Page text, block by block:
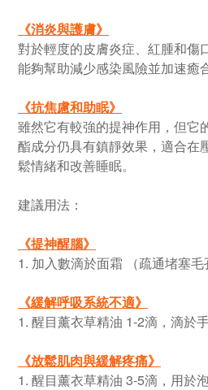
《消炎與護膚》
對於輕度的皮膚炎症、紅腫和傷
能夠幫助減少感染風險並加速癒合
《抗焦慮和助眠》
雖然它有較強的提神作用，但它
酯成分仍具有鎮靜效果，適合在
鬆情緒和改善睡眠。
建議用法：
《提神醒腦》
1. 加入數滴於面霜 （疏通堵塞毛
《緩解呼吸系統不適》
1. 醒目薰衣草精油 1-2滴，滴於
《放鬆肌肉與緩解疼痛》
1. 醒目薰衣草精油 3-5滴，用於